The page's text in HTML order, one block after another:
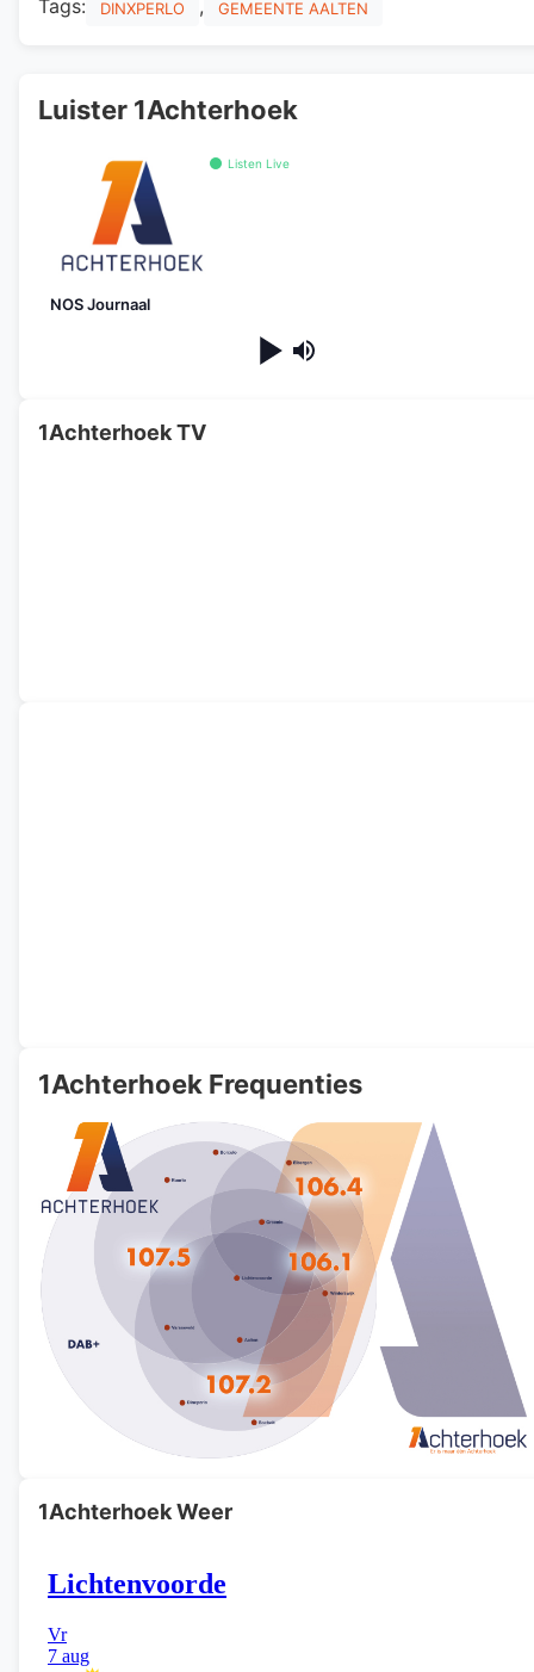
Tags: DINXPERLO , GEMEENTE AALTEN
Luister 1Achterhoek
Listen Live
NOS Journaal
1Achterhoek TV
1Achterhoek Frequenties
1Achterhoek Weer